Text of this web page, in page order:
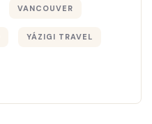
VANCOUVER
YÁZIGI TRAVEL